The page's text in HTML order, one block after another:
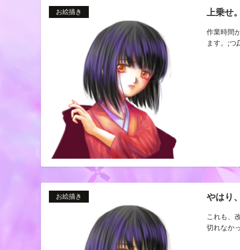
お絵描き 上乗せ。
作業時間
ます。;つ
お絵描き やはり
これも、
切れなか